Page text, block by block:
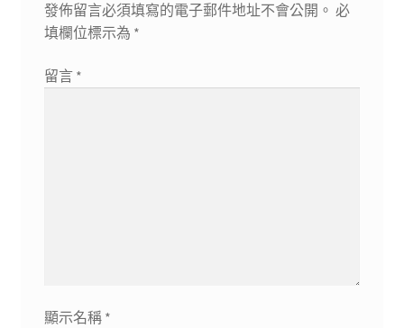
發佈留言必須填寫的電子郵件地址不會公開。 必
填欄位標示為 *
留言 *
顯示名稱 *